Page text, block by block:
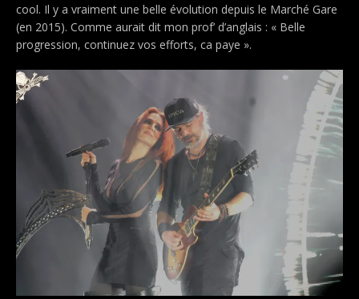
cool. Il y a vraiment une belle évolution depuis le Marché Gare
(en 2015). Comme aurait dit mon prof’ d’anglais : « Belle
progression, continuez vos efforts, ca paye ».